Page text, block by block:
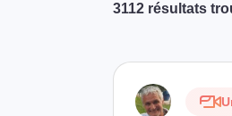
3112 résultats